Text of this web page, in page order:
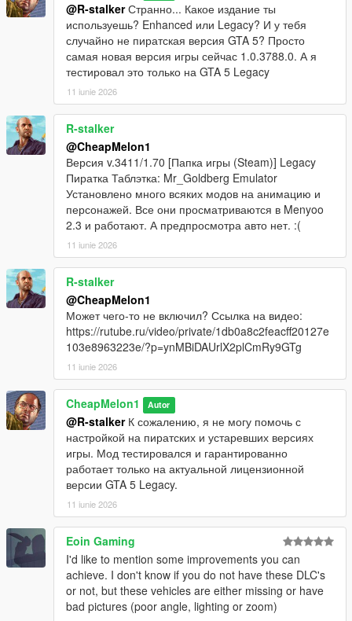
@R-stalkerСтранно... Какое издание ты
используешь? Enhanced или Legacy? И у тебя
случайно не пиратская версия GTA 5? Просто
самая новая версия игры сейчас 1.0.3788.0. А я
тестировал это только на GTA 5 Legacy
11 iunie 2026
R-stalker
@CheapMelon1
Версия v.3411/1.70 [Папка игры (Steam)] Legacy
Пиратка Таблэтка: Mr_Goldberg Emulator
Установлено много всяких модов на анимацию и
персонажей. Все они просматриваются в Menyoo
2.3 и работают. А предпросмотра авто нет. :(
11 iunie 2026
R-stalker
@CheapMelon1
Может чего-то не включил? Ссылка на видео:
https://rutube.ru/video/private/1db0a8c2feacff20127e
103e8963223e/?p=ynMBiDAUrlX2plCmRy9GTg
11 iunie 2026
CheapMelon1 Autor
@R-stalkerК сожалению, я не могу помочь с
настройкой на пиратских и устаревших версиях
игры. Мод тестировался и гарантированно
работает только на актуальной лицензионной
версии GTA 5 Legacy.
11 iunie 2026
Eoin Gaming
I'd like to mention some improvements you can
achieve. I don't know if you do not have these DLC's
or not, but these vehicles are either missing or have
bad pictures (poor angle, lighting or zoom)